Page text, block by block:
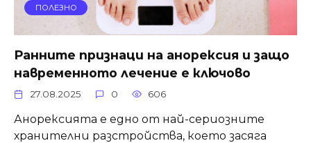
ПОЛЕЗНО
Ранните признаци на анорексия и защо
навременното лечение е ключово
27.08.2025 0 606
Анорексията е едно от най-сериозните
хранителни разстройства, което засяга